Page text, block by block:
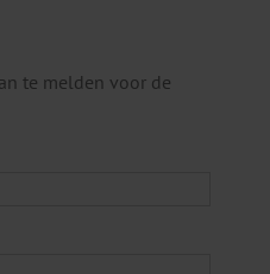
te melden voor de